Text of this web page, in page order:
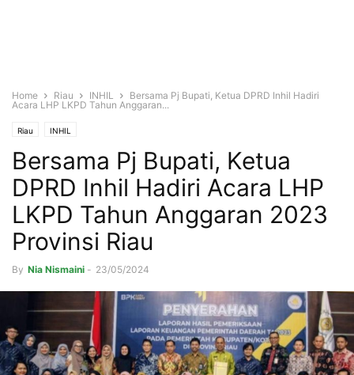
Home Riau INHIL
Bersama Pj Bupati, Ketua DPRD Inhil Hadiri
Acara LHP LKPD Tahun Anggaran...
Riau INHIL
Bersama Pj Bupati, Ketua
DPRD Inhil Hadiri Acara LHP
LKPD Tahun Anggaran 2023
Provinsi Riau
By Nia Nismaini - 23/05/2024